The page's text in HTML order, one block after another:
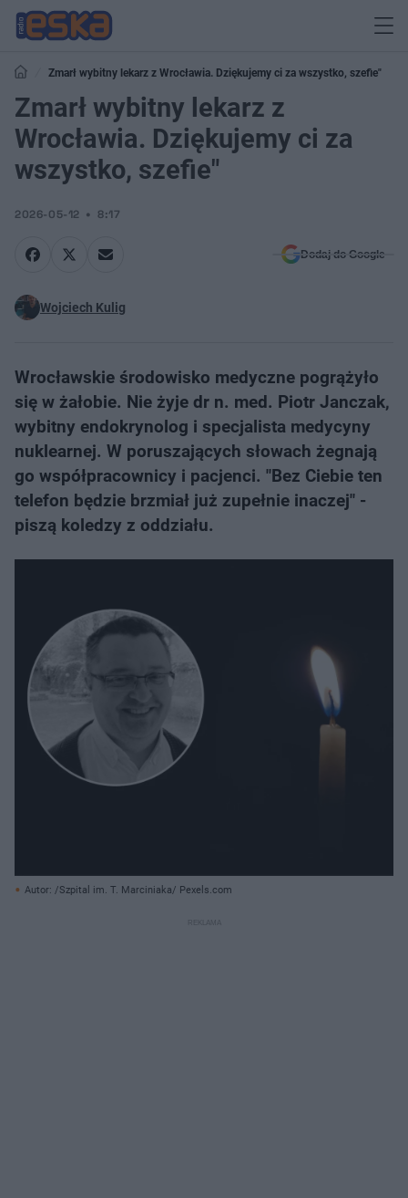
Zmarł wybitny lekarz z Wrocławia. Dziękujemy ci za wszystko, szefie"
Zmarł wybitny lekarz z
Wrocławia. Dziękujemy ci za
wszystko, szefie"
2026-05-12 8:17
Dodaj do Google
Wojciech Kulig
Wrocławskie środowisko medyczne pogrążyło
się w żałobie. Nie żyje dr n. med. Piotr Janczak,
wybitny endokrynolog i specjalista medycyny
nuklearnej. W poruszających słowach żegnają
go współpracownicy i pacjenci. "Bez Ciebie ten
telefon będzie brzmiał już zupełnie inaczej" -
piszą koledzy z oddziału.
Autor: /Szpital im. T. Marciniaka/ Pexels.com